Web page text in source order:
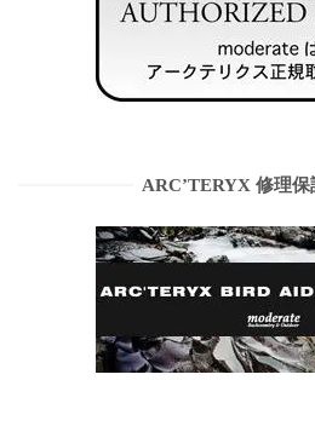
ARC’TERYX 修理保